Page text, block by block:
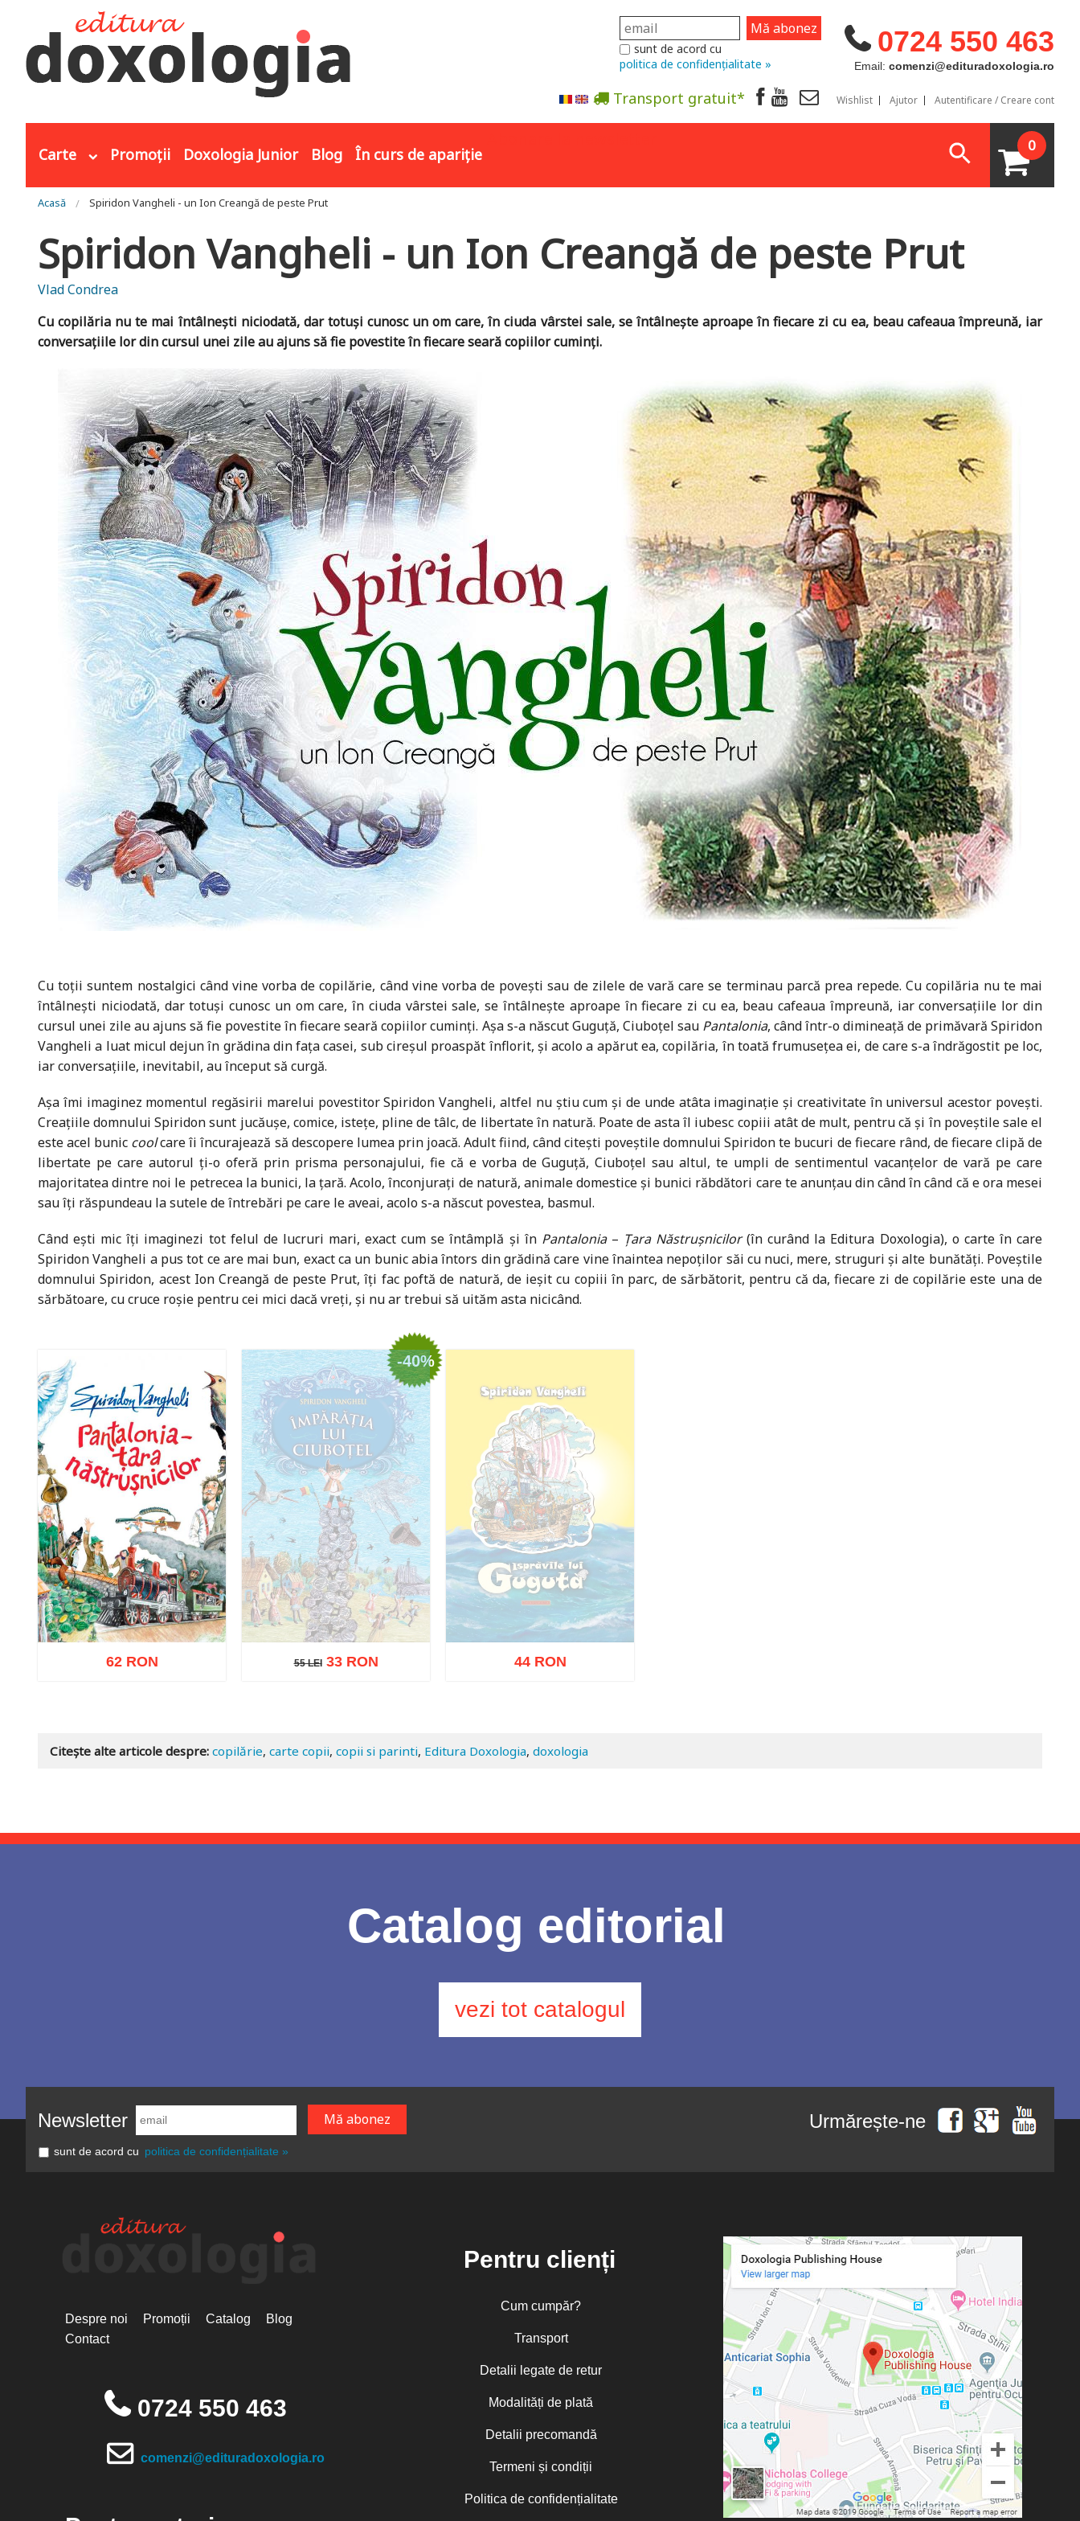
0724 550 463
Email: comenzi@edituradoxologia.ro
sunt de acord cu
politica de confidențialitate »
Transport gratuit* Wishlist Ajutor Autentificare / Creare cont
Carte Promoții Doxologia Junior Blog În curs de apariție 0
Eşti aici
Acasă Spiridon Vangheli - un Ion Creangă de peste Prut
Spiridon Vangheli - un Ion Creangă de peste Prut
Vlad Condrea
Cu copilăria nu te mai întâlnești niciodată, dar totuși cunosc un om care, în ciuda vârstei sale, se întâlnește aproape în fiecare zi cu ea, beau cafeaua împreună, iar
conversațiile lor din cursul unei zile au ajuns să fie povestite în fiecare seară copiilor cuminți.
Cu toții suntem nostalgici când vine vorba de copilărie, când vine vorba de povești sau de zilele de vară care se terminau parcă prea repede. Cu copilăria nu te mai
întâlnești niciodată, dar totuși cunosc un om care, în ciuda vârstei sale, se întâlnește aproape în fiecare zi cu ea, beau cafeaua împreună, iar conversațiile lor din
cursul unei zile au ajuns să fie povestite în fiecare seară copiilor cuminți. Așa s-a născut Guguță, Ciuboțel sau Pantalonia, când într-o dimineață de primăvară Spiridon
Vangheli a luat micul dejun în grădina din fața casei, sub cireșul proaspăt înflorit, și acolo a apărut ea, copilăria, în toată frumusețea ei, de care s-a îndrăgostit pe loc,
iar conversațiile, inevitabil, au început să curgă.
Așa îmi imaginez momentul regăsirii marelui povestitor Spiridon Vangheli, altfel nu știu cum și de unde atâta imaginație și creativitate în universul acestor povești.
Creațiile domnului Spiridon sunt jucăușe, comice, istețe, pline de tâlc, de libertate în natură. Poate de asta îl iubesc copiii atât de mult, pentru că și în poveștile sale el
este acel bunic coolcare îi încurajează să descopere lumea prin joacă. Adult fiind, când citești poveștile domnului Spiridon te bucuri de fiecare rând, de fiecare clipă de
libertate pe care autorul ți-o oferă prin prisma personajului, fie că e vorba de Guguță, Ciuboțel sau altul, te umpli de sentimentul vacanțelor de vară pe care
majoritatea dintre noi le petrecea la bunici, la țară. Acolo, înconjurați de natură, animale domestice și bunici răbdători care te anunțau din când în când că e ora mesei
sau îți răspundeau la sutele de întrebări pe care le aveai, acolo s-a născut povestea, basmul.
Când ești mic îți imaginezi tot felul de lucruri mari, exact cum se întâmplă și în Pantalonia– Țara Năstrușnicilor(în curând la Editura Doxologia), o carte în care
Spiridon Vangheli a pus tot ce are mai bun, exact ca un bunic abia întors din grădină care vine înaintea nepoților săi cu nuci, mere, struguri și alte bunătăți. Poveștile
domnului Spiridon, acest Ion Creangă de peste Prut, îți fac poftă de natură, de ieșit cu copiii în parc, de sărbătorit, pentru că da, fiecare zi de copilărie este una de
sărbătoare, cu cruce roșie pentru cei mici dacă vreți, și nu ar trebui să uităm asta nicicând.
Adaugă în coș Wishlist
62 RON
-40%
55 LEI
55 LEI33 RON
44 RON
Citește alte articole despre: copilărie, carte copii, copii si parinti, Editura Doxologia, doxologia
Catalog editorial
vezi tot catalogul
Newsletter
sunt de acord cu politica de confidențialitate »
Urmărește-ne
Despre noi Promoții Catalog
Blog
Contact
0724 550 463
comenzi@edituradoxologia.ro
Pentru clienți
Cum cumpăr?
Transport
Detalii legate de retur
Modalități de plată
Detalii precomandă
Termeni și condiții
Politica de confidențialitate